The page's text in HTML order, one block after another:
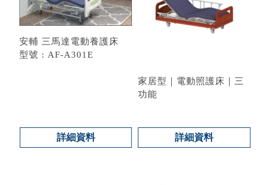
安輔 三馬達電動養護床
型號 : AF-A301E
詳細資料
家居型｜電動照護床｜三
功能
詳細資料